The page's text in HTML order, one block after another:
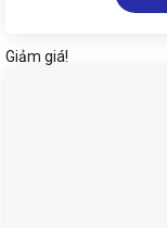
Giảm giá!